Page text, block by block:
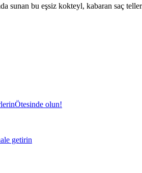
sunan bu eşsiz kokteyl, kabaran saç
olun!
getirin